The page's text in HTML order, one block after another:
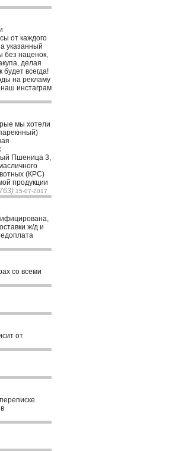
от каждого
указанный
без наценок,
делая
всегда!
на рекламу
инстаграм
мы хотели
Пшеница 3,
(КРС)
продукции
15-07-2017
ж/д и
со всеми
от